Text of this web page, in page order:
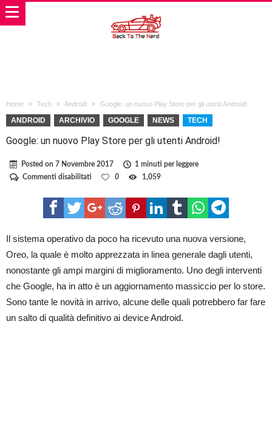
Home Tech Android Google: un nuovo Play Store per gli utenti Android!
ANDROID ARCHIVIO GOOGLE NEWS TECH
Google: un nuovo Play Store per gli utenti Android!
Posted on 7 Novembre 2017
1 minuti per leggere
Commenti disabilitati
nuovo
gli
utenti
0 1,059
Il sistema operativo da poco ha ricevuto una nuova versione,
Oreo, la quale è molto apprezzata in linea generale dagli utenti,
nonostante gli ampi margini di miglioramento. Uno degli interventi
che Google, ha in atto è un aggiornamento massiccio per lo store.
Sono tante le novità in arrivo, alcune delle quali potrebbero far fare
un salto di qualità definitivo ai device Android.